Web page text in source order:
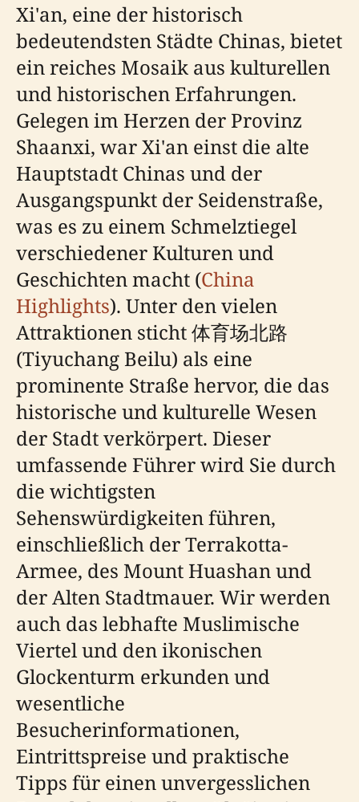
Xi'an, eine der historisch
bedeutendsten Städte Chinas, bietet
ein reiches Mosaik aus kulturellen
und historischen Erfahrungen.
Gelegen im Herzen der Provinz
Shaanxi, war Xi'an einst die alte
Hauptstadt Chinas und der
Ausgangspunkt der Seidenstraße,
was es zu einem Schmelztiegel
verschiedener Kulturen und
Geschichten macht (China
Highlights). Unter den vielen
Attraktionen sticht 体育场北路
(Tiyuchang Beilu) als eine
prominente Straße hervor, die das
historische und kulturelle Wesen
der Stadt verkörpert. Dieser
umfassende Führer wird Sie durch
die wichtigsten
Sehenswürdigkeiten führen,
einschließlich der Terrakotta-
Armee, des Mount Huashan und
der Alten Stadtmauer. Wir werden
auch das lebhafte Muslimische
Viertel und den ikonischen
Glockenturm erkunden und
wesentliche
Besucherinformationen,
Eintrittspreise und praktische
Tipps für einen unvergesslichen